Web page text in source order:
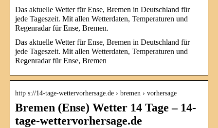
Das aktuelle Wetter für Ense, Bremen in Deutschland für
jede Tageszeit. Mit allen Wetterdaten, Temperaturen und
Regenradar für Ense, Bremen.
Das aktuelle Wetter für Ense, Bremen in Deutschland für
jede Tageszeit. Mit allen Wetterdaten, Temperaturen und
Regenradar für Ense, Bremen
http s://14-tage-wettervorhersage.de › bremen › vorhersage
Bremen (Ense) Wetter 14 Tage – 14-
tage-wettervorhersage.de